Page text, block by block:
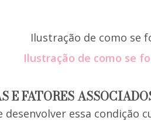
Ilustração de como se
E FATORES
desenvolver essa condição